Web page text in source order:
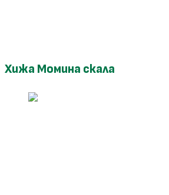
Хижа Момина скала